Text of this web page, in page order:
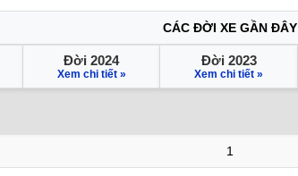
CÁC ĐỜI XE GẦN ĐÂY
Đời 2024
Xem chi tiết »
Đời 2023
Xem chi tiết »
1